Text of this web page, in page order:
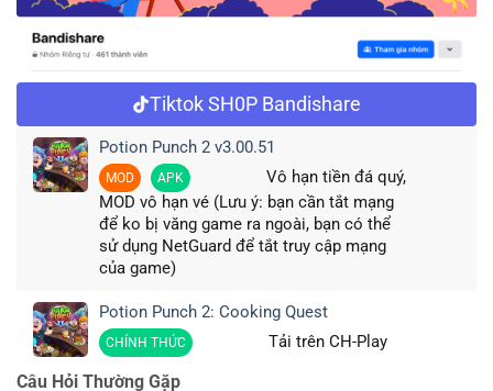
Tiktok SH0P Bandishare
Potion Punch 2 v3.00.51
MOD APK
Vô hạn tiền đá quý,
MOD vô hạn vé (Lưu ý: bạn cần tắt mạng
để ko bị văng game ra ngoài, bạn có thể
sử dụng NetGuard để tắt truy cập mạng
của game)
Potion Punch 2: Cooking Quest
CHÍNH THỨC Tải trên CH-Play
Câu Hỏi Thường Gặp